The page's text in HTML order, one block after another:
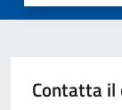
Contatta il